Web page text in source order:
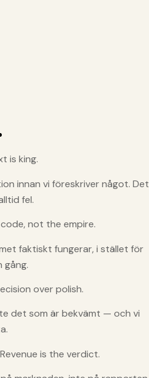
is king.
innan vi föreskriver något. Det
fel.
not the empire.
faktiskt fungerar, i stället för
gång.
over polish.
det som är bekvämt — och vi
is the verdict.